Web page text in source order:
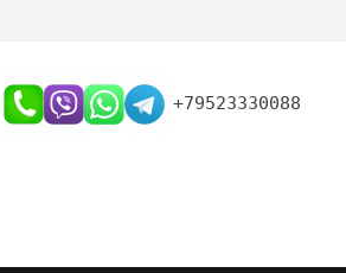
+79523330088